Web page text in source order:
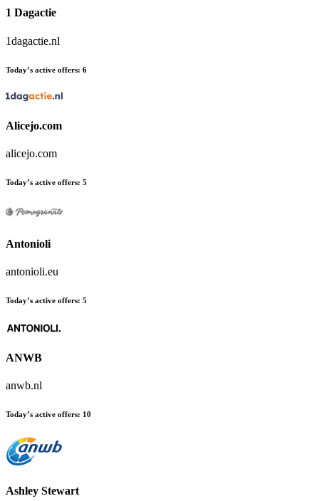
1 Dagactie
1dagactie.nl
Today’s active offers: 6
Alicejo.com
alicejo.com
Today’s active offers: 5
Antonioli
antonioli.eu
Today’s active offers: 5
ANWB
anwb.nl
Today’s active offers: 10
Ashley Stewart